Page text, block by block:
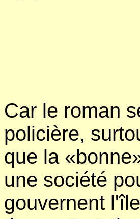
Car le roman
policière,
que la
une société
gouvernent